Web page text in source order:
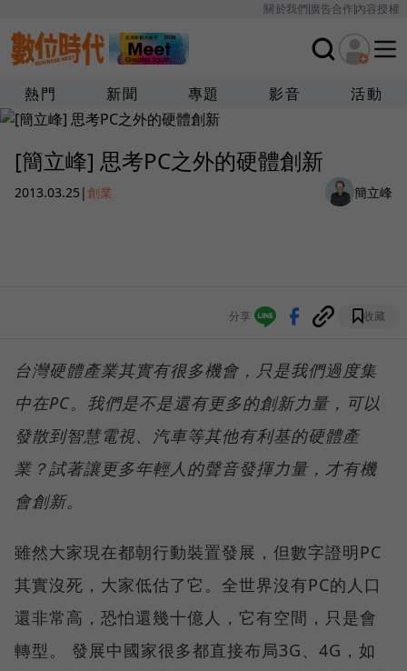
關於我們廣告合作內容授權
熱門 新聞 專題 影音 活動
[簡立峰] 思考PC之外的硬體創新
2013.03.25 |創業 簡立峰
分享 收藏
台灣硬體產業其實有很多機會，只是我們過度集
中在PC。我們是不是還有更多的創新力量，可以
發散到智慧電視、汽車等其他有利基的硬體產
業？試著讓更多年輕人的聲音發揮力量，才有機
會創新。
雖然大家現在都朝行動裝置發展，但數字證明PC
其實沒死，大家低估了它。全世界沒有PC的人口
還非常高，恐怕還幾十億人，它有空間，只是會
轉型。 發展中國家很多都直接布局3G、4G，如